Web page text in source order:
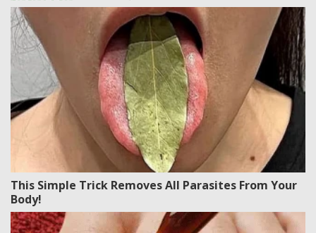
This Simple Trick Removes All Parasites From Your
Body!